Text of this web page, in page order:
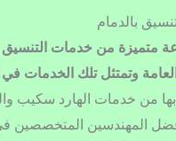
بالدمام
متميزة من خدمات التنسيق
العامة وتمتثل تلك الخدمات في
من خدمات الهارد سكيب
المهندسين المتخصصين